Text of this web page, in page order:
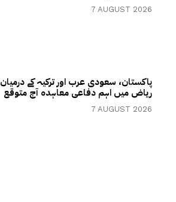
7 AUGUST 2026
پاکستان، سعودی عرب اور ترکیہ کے درمیان
ریاض میں اہم دفاعی معاہدہ آج متوقع
7 AUGUST 2026